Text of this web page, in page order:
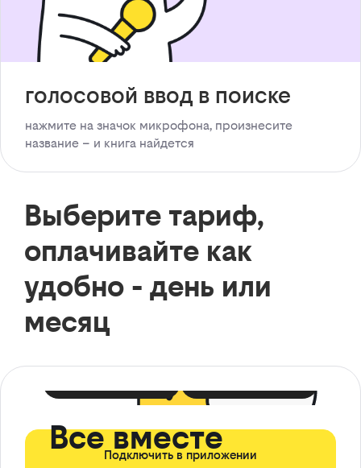
голосовой ввод в поиске
нажмите на значок микрофона, произнесите
название – и книга найдется
Выберите тариф,
оплачивайте как
удобно - день или
месяц
Все вместе
Подключить в приложении